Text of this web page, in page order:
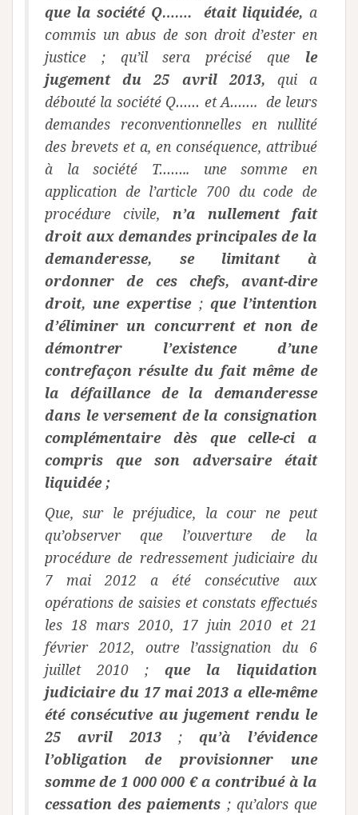
que la société Q……. était liquidée, a
commis un abus de son droit d’ester en
justice ; qu’il sera précisé que le
jugement du 25 avril 2013, qui a
débouté la société Q…… et A……. de leurs
demandes reconventionnelles en nullité
des brevets et a, en conséquence, attribué
à la société T…….. une somme en
application de l’article 700 du code de
procédure civile, n’a nullement fait
droit aux demandes principales de la
demanderesse, se limitant à
ordonner de ces chefs, avant-dire
droit, une expertise; que l’intention
d’éliminer un concurrent et non de
démontrer l’existence d’une
contrefaçon résulte du fait même de
la défaillance de la demanderesse
dans le versement de la consignation
complémentaire dès que celle-ci a
compris que son adversaire était
liquidée ;
Que, sur le préjudice, la cour ne peut
qu’observer que l’ouverture de la
procédure de redressement judiciaire du
7 mai 2012 a été consécutive aux
opérations de saisies et constats effectués
les 18 mars 2010, 17 juin 2010 et 21
février 2012, outre l’assignation du 6
juillet 2010 ; que la liquidation
judiciaire du 17 mai 2013 a elle-même
été consécutive au jugement rendu le
25 avril 2013 ; qu’à l’évidence
l’obligation de provisionner une
somme de 1 000 000 € a contribué à la
cessation des paiements ; qu’alors que